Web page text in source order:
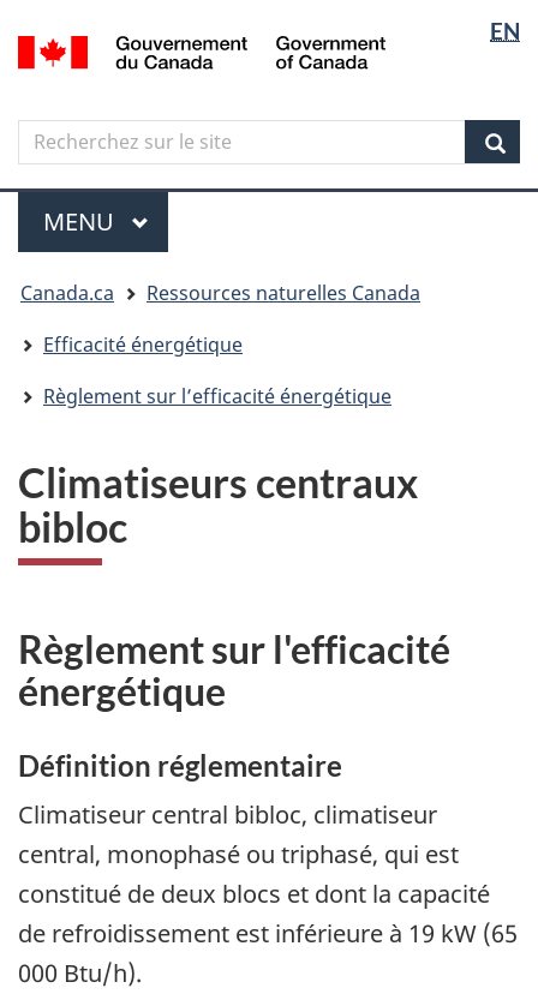
Aller
au
principal
Skip
to
government"
Passer
à
version
simplifiée
langue
EN
Canada
Search
Recherchez
sur
le
site
Menu
MENU PRINCIPAL
êtes
ici
Canada.ca
Ressources naturelles Canada
Efficacité énergétique
Règlement sur l’efficacité énergétique
Climatiseurs centraux
bibloc
Règlement sur l'efficacité
énergétique
Définition réglementaire
Climatiseur central bibloc, climatiseur
central, monophasé ou triphasé, qui est
constitué de deux blocs et dont la capacité
de refroidissement est inférieure à 19 kW (65
000 Btu/h).